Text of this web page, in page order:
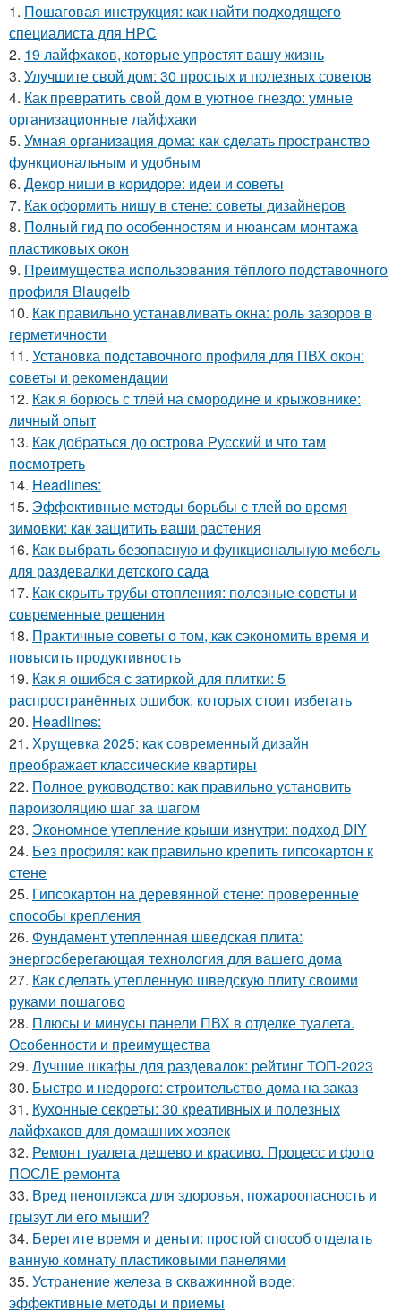
1. Пошаговая инструкция: как найти подходящего
специалиста для НРС
2. 19 лайфхаков, которые упростят вашу жизнь
3. Улучшите свой дом: 30 простых и полезных советов
4. Как превратить свой дом в уютное гнездо: умные
организационные лайфхаки
5. Умная организация дома: как сделать пространство
функциональным и удобным
6. Декор ниши в коридоре: идеи и советы
7. Как оформить нишу в стене: советы дизайнеров
8. Полный гид по особенностям и нюансам монтажа
пластиковых окон
9. Преимущества использования тёплого подставочного
профиля Blaugelb
10. Как правильно устанавливать окна: роль зазоров в
герметичности
11. Установка подставочного профиля для ПВХ окон:
советы и рекомендации
12. Как я борюсь с тлёй на смородине и крыжовнике:
личный опыт
13. Как добраться до острова Русский и что там
посмотреть
14. Headlines:
15. Эффективные методы борьбы с тлей во время
зимовки: как защитить ваши растения
16. Как выбрать безопасную и функциональную мебель
для раздевалки детского сада
17. Как скрыть трубы отопления: полезные советы и
современные решения
18. Практичные советы о том, как сэкономить время и
повысить продуктивность
19. Как я ошибся с затиркой для плитки: 5
распространённых ошибок, которых стоит избегать
20. Headlines:
21. Хрущевка 2025: как современный дизайн
преображает классические квартиры
22. Полное руководство: как правильно установить
пароизоляцию шаг за шагом
23. Экономное утепление крыши изнутри: подход DIY
24. Без профиля: как правильно крепить гипсокартон к
стене
25. Гипсокартон на деревянной стене: проверенные
способы крепления
26. Фундамент утепленная шведская плита:
энергосберегающая технология для вашего дома
27. Как сделать утепленную шведскую плиту своими
руками пошагово
28. Плюсы и минусы панели ПВХ в отделке туалета.
Особенности и преимущества
29. Лучшие шкафы для раздевалок: рейтинг ТОП-2023
30. Быстро и недорого: строительство дома на заказ
31. Кухонные секреты: 30 креативных и полезных
лайфхаков для домашних хозяек
32. Ремонт туалета дешево и красиво. Процесс и фото
ПОСЛЕ ремонта
33. Вред пеноплэкса для здоровья, пожароопасность и
грызут ли его мыши?
34. Берегите время и деньги: простой способ отделать
ванную комнату пластиковыми панелями
35. Устранение железа в скважинной воде:
эффективные методы и приемы